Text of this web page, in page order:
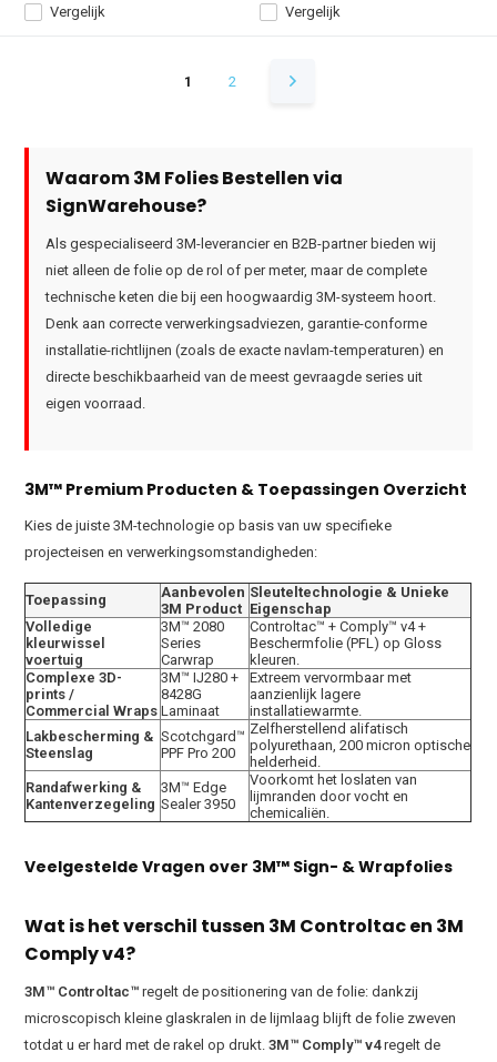
Vergelijk Vergelijk
1 2
Waarom 3M Folies Bestellen via
SignWarehouse?
Als gespecialiseerd 3M-leverancier en B2B-partner bieden wij
niet alleen de folie op de rol of per meter, maar de complete
technische keten die bij een hoogwaardig 3M-systeem hoort.
Denk aan correcte verwerkingsadviezen, garantie-conforme
installatie-richtlijnen (zoals de exacte navlam-temperaturen) en
directe beschikbaarheid van de meest gevraagde series uit
eigen voorraad.
3M™ Premium Producten & Toepassingen Overzicht
Kies de juiste 3M-technologie op basis van uw specifieke
projecteisen en verwerkingsomstandigheden:
Toepassing
Aanbevolen
3M Product
Sleuteltechnologie & Unieke
Eigenschap
Volledige
kleurwissel
voertuig
3M™ 2080
Series
Carwrap
Controltac™ + Comply™ v4 +
Beschermfolie (PFL) op Gloss
kleuren.
Complexe 3D-
prints /
Commercial Wraps
3M™ IJ280 +
8428G
Laminaat
Extreem vervormbaar met
aanzienlijk lagere
installatiewarmte.
Lakbescherming &
Steenslag
Scotchgard™
PPF Pro 200
Zelfherstellend alifatisch
polyurethaan, 200 micron optische
helderheid.
Randafwerking &
Kantenverzegeling
3M™ Edge
Sealer 3950
Voorkomt het loslaten van
lijmranden door vocht en
chemicaliën.
Veelgestelde Vragen over 3M™ Sign- & Wrapfolies
Wat is het verschil tussen 3M Controltac en 3M
Comply v4?
3M™ Controltac™ regelt de positionering van de folie: dankzij
microscopisch kleine glaskralen in de lijmlaag blijft de folie zweven
totdat u er hard met de rakel op drukt.3M™ Comply™ v4regelt de